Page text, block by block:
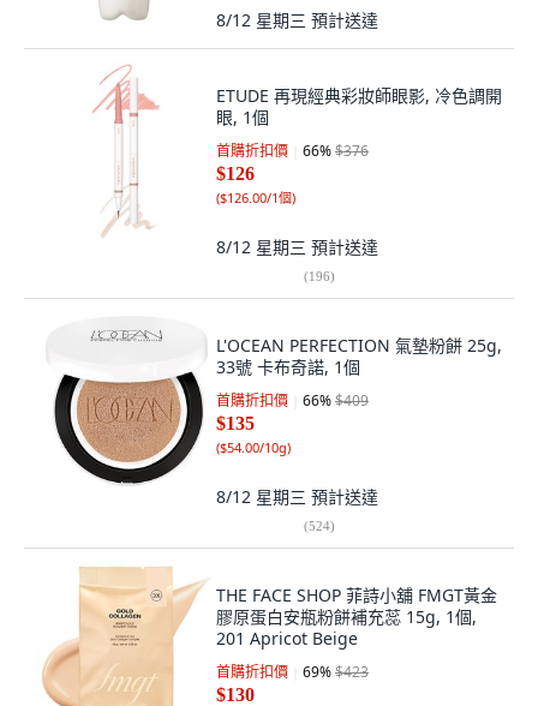
8/12 星期三 預計送達
ETUDE 再現經典彩妝師眼影, 冷色調開
眼, 1個
首購折扣價 66%$376
$126
($126.00/1個)
8/12 星期三 預計送達
(196)
L'OCEAN PERFECTION 氣墊粉餅 25g,
33號 卡布奇諾, 1個
首購折扣價 66%$409
$135
($54.00/10g)
8/12 星期三 預計送達
(524)
THE FACE SHOP 菲詩小舖 FMGT黃金
膠原蛋白安瓶粉餅補充蕊 15g, 1個,
201 Apricot Beige
首購折扣價 69%$423
$130